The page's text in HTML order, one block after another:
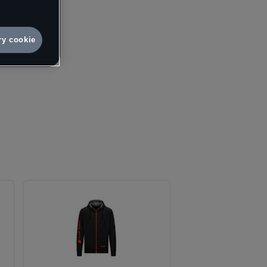
cookie